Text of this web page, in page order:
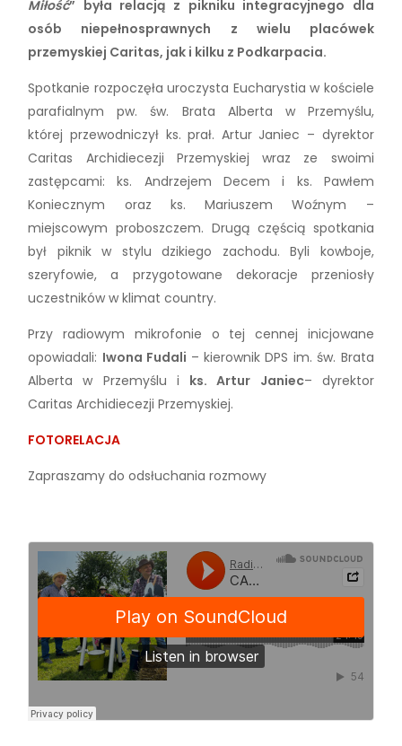
Miłość” była relacją z pikniku integracyjnego dla
osób niepełnosprawnych z wielu placówek
przemyskiej Caritas, jak i kilku z Podkarpacia.
Spotkanie rozpoczęła uroczysta Eucharystia w kościele
parafialnym pw. św. Brata Alberta w Przemyślu,
której przewodniczył ks. prał. Artur Janiec – dyrektor
Caritas Archidiecezji Przemyskiej wraz ze swoimi
zastępcami: ks. Andrzejem Decem i ks. Pawłem
Koniecznym oraz ks. Mariuszem Woźnym –
miejscowym proboszczem. Drugą częścią spotkania
był piknik w stylu dzikiego zachodu. Byli kowboje,
szeryfowie, a przygotowane dekoracje przeniosły
uczestników w klimat country.
Przy radiowym mikrofonie o tej cennej inicjowane
opowiadali: Iwona Fudali – kierownik DPS im. św. Brata
Alberta w Przemyślu i ks. Artur Janiec– dyrektor
Caritas Archidiecezji Przemyskiej.
FOTORELACJA
Zapraszamy do odsłuchania rozmowy